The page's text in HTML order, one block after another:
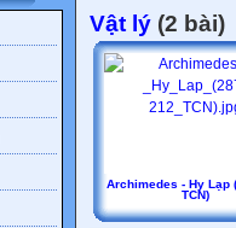
Vật lý (2 bài)
Archimedes - Hy Lạp
TCN)